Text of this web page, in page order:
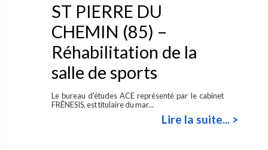
ST PIERRE DU
CHEMIN (85) –
Réhabilitation de la
salle de sports
Le bureau d'études ACE représenté par le cabinet
FRÊNESIS, est titulaire du mar...
Lire la suite... >